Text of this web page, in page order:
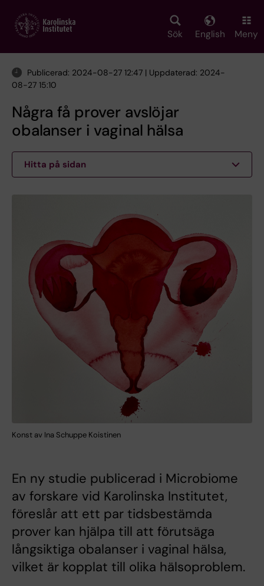
main
Sök English Meny
Publicerad: 2024-08-27 12:47 | Uppdaterad: 2024-
08-27 15:10
Några få prover avslöjar
obalanser i vaginal hälsa
Hitta på sidan
Konst av Ina Schuppe Koistinen
En ny studie publicerad i Microbiome
av forskare vid Karolinska Institutet,
föreslår att ett par tidsbestämda
prover kan hjälpa till att förutsäga
långsiktiga obalanser i vaginal hälsa,
vilket är kopplat till olika hälsoproblem.